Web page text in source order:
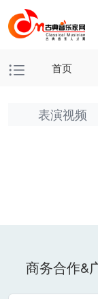
首页
表演视频
商务合作&